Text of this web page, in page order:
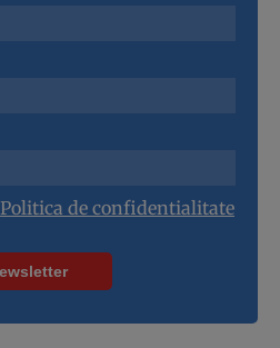
Politica de confidentialitate